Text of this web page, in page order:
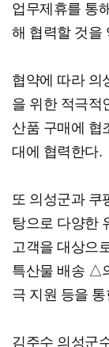
업무제휴를 통
해 협력할 것을
협약에 따라 의
을 위한 적극적
산품 구매에 협
대에 협력한다.
또 의성군과 쿠
탕으로 다양한
고객을 대상으
특산물 배송 △
극 지원 등을
김주수 의성군